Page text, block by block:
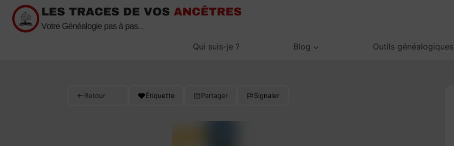
Passer
contenu
Qui suis-je ? Blog Outils généalogiques
Retour Étiquette Partager Signaler